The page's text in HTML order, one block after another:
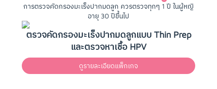
การตรวจคัดกรองมะเร็งปากมดลูก ควรตรวจทุกๆ 1 ปี ในผู้หญิ
อายุ 30 ปีขึ้นไป
ตรวจคัดกรองมะเร็งปากมดลูกแบบ Thin Prep
และตรวจหาเชื้อ HPV
ดูรายละเอียดแพ็กเกจ